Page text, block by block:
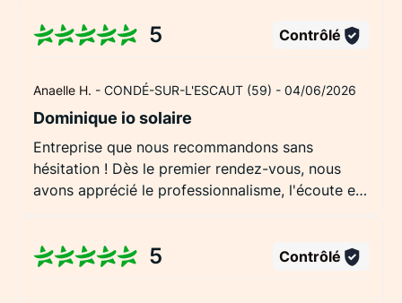
5 Contrôlé
Anaelle H. - CONDÉ-SUR-L'ESCAUT (59) - 04/06/2026
Dominique io solaire
Entreprise que nous recommandons sans
hésitation ! Dès le premier rendez-vous, nous
avons apprécié le professionnalisme, l'écoute et
étaient claires et adaptées à nos besoins. Les
5 Contrôlé